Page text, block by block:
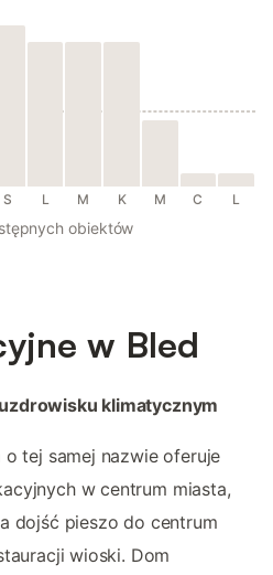
S L M K M C L
obiektów
w Bled
klimatycznym
o tej samej nazwie oferuje
w centrum miasta,
dojść pieszo do centrum
wioski. Dom